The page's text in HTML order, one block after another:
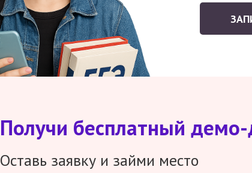
Получи бесплатный демо-
Оставь заявку и займи место